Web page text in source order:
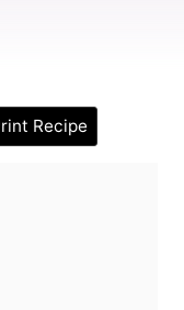
Recipe